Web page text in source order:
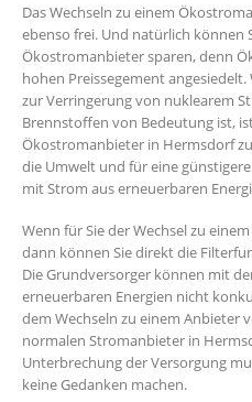
Das Wechseln zu einem
ebenso frei. Und natürlich können
Ökostromanbieter sparen, denn
hohen Preissegement
zur Verringerung von nuklearem
Brennstoffen von Bedeutung ist,
Ökostromanbieter in Hermsdorf
die Umwelt und für eine
mit Strom aus erneuerbaren
Wenn für Sie der Wechsel zu
dann können Sie direkt die
Die Grundversorger können mit
erneuerbaren Energien nicht
dem Wechseln zu einem Anbieter
normalen Stromanbieter in
Unterbrechung der Versorgung
keine Gedanken machen.